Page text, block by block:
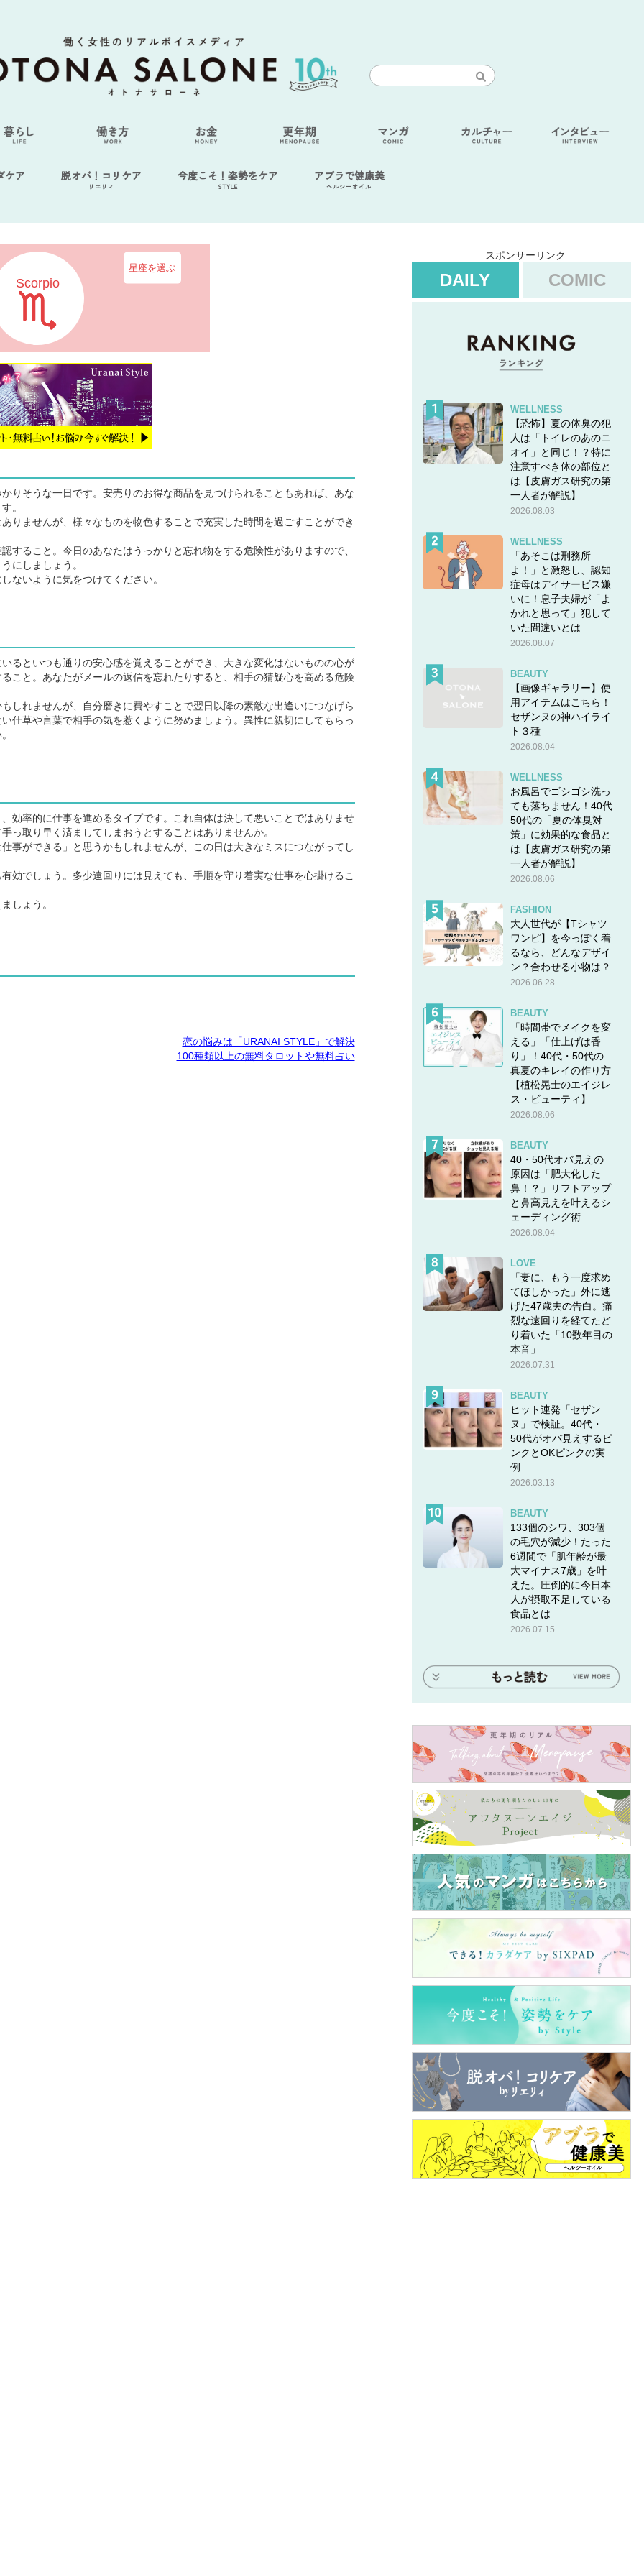
ケア 脱オバ！コリケア
リエリィ
今度こそ！姿勢をケア
STYLE
アブラで健康美
ヘルシーオイル
Scorpio
星座を選ぶ
そうな一日です。安売りのお得な商品を見つけられることもあれば、あな
。
ませんが、様々なものを物色することで充実した時間を過ごすことができ
ること。今日のあなたはうっかりと忘れ物をする危険性がありますので、
にしましょう。
いように気をつけてください。
といつも通りの安心感を覚えることができ、大きな変化はないものの心が
こと。あなたがメールの返信を忘れたりすると、相手の猜疑心を高める危険
れませんが、自分磨きに費やすことで翌日以降の素敵な出逢いにつなげら
仕草や言葉で相手の気を惹くように努めましょう。異性に親切にしてもらっ
率的に仕事を進めるタイプです。これ自体は決して悪いことではありませ
っ取り早く済ましてしまおうとすることはありませんか。
ができる」と思うかもしれませんが、この日は大きなミスにつながってし
でしょう。多少遠回りには見えても、手順を守り着実な仕事を心掛けるこ
しょう。
恋の悩みは「URANAI STYLE」で解決
100種類以上の無料タロットや無料占い
スポンサーリンク
DAILY COMIC
WELLNESS
【恐怖】夏の体臭の犯
人は「トイレのあのニ
オイ」と同じ！？特に
注意すべき体の部位と
は【皮膚ガス研究の第
一人者が解説】
2026.08.03
WELLNESS
「あそこは刑務所
よ！」と激怒し、認知
症母はデイサービス嫌
いに！息子夫婦が「よ
かれと思って」犯して
いた間違いとは
2026.08.07
BEAUTY
【画像ギャラリー】使
用アイテムはこちら！
セザンヌの神ハイライ
ト３種
2026.08.04
WELLNESS
お風呂でゴシゴシ洗っ
ても落ちません！40代
50代の「夏の体臭対
策」に効果的な食品と
は【皮膚ガス研究の第
一人者が解説】
2026.08.06
FASHION
大人世代が【Tシャツ
ワンピ】を今っぽく着
るなら、どんなデザイ
ン？合わせる小物は？
2026.06.28
BEAUTY
「時間帯でメイクを変
える」「仕上げは香
り」！40代・50代の
真夏のキレイの作り方
【植松晃士のエイジレ
ス・ビューティ】
2026.08.06
BEAUTY
40・50代オバ見えの
原因は「肥大化した
鼻！？」リフトアップ
と鼻高見えを叶えるシ
ェーディング術
2026.08.04
LOVE
「妻に、もう一度求め
てほしかった」外に逃
げた47歳夫の告白。痛
烈な遠回りを経てたど
り着いた「10数年目の
本音」
2026.07.31
BEAUTY
ヒット連発「セザン
ヌ」で検証。40代・
50代がオバ見えするピ
ンクとOKピンクの実
例
2026.03.13
BEAUTY
133個のシワ、303個
の毛穴が減少！たった
6週間で「肌年齢が最
大マイナス7歳」を叶
えた。圧倒的に今日本
人が摂取不足している
食品とは
2026.07.15